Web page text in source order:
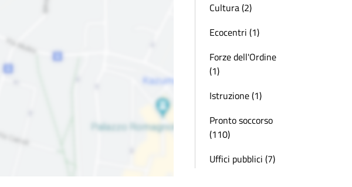
Cultura (2)
Ecocentri (1)
Forze dell'Ordine
(1)
Istruzione (1)
Pronto soccorso
(110)
Uffici pubblici (7)